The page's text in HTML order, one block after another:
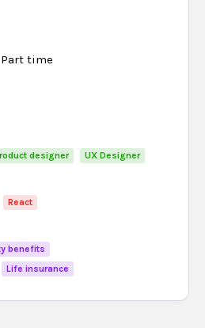
Part time
designer UX Designer
React
benefits
Life insurance